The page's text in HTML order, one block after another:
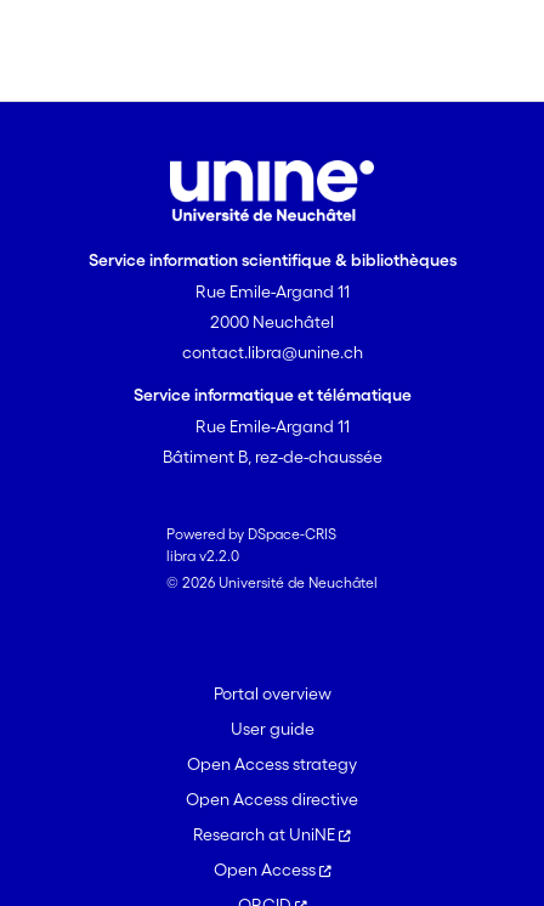
Service information scientifique & bibliothèques
Rue Emile-Argand 11
2000 Neuchâtel
contact.libra@unine.ch
Service informatique et télématique
Rue Emile-Argand 11
Bâtiment B, rez-de-chaussée
Powered by DSpace-CRIS
libra v2.2.0
© 2026 Université de Neuchâtel
Portal overview
User guide
Open Access strategy
Open Access directive
Research at UniNE
Open Access